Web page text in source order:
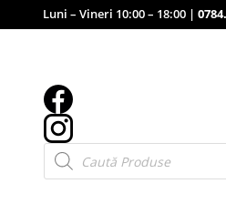
Luni – Vineri 10:00 – 18:00 |
Products
search